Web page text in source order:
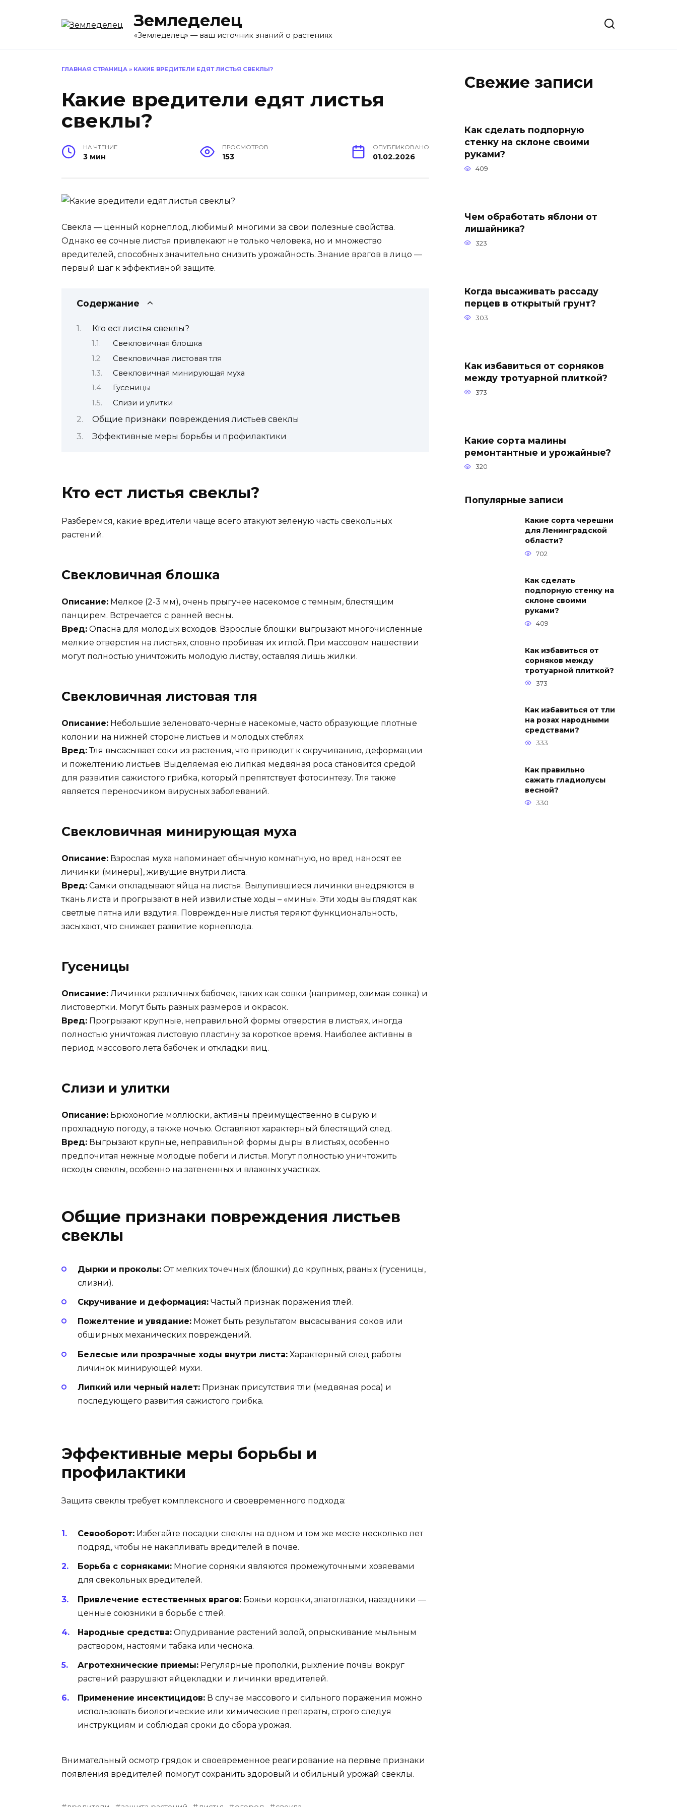
Земледелец
«Земледелец» — ваш источник знаний о растениях
ГЛАВНАЯ СТРАНИЦА » КАКИЕ ВРЕДИТЕЛИ ЕДЯТ ЛИСТЬЯ СВЕКЛЫ?
Какие вредители едят листья
свеклы?
НА ЧТЕНИЕ
3 мин
ПРОСМОТРОВ
153
ОПУБЛИКОВАНО
01.02.2026
Свекла — ценный корнеплод, любимый многими за свои полезные свойства.
Однако ее сочные листья привлекают не только человека, но и множество
вредителей, способных значительно снизить урожайность. Знание врагов в лицо —
первый шаг к эффективной защите.
Содержание
Кто ест листья свеклы?
Свекловичная блошка
Свекловичная листовая тля
Свекловичная минирующая муха
Гусеницы
Слизи и улитки
Общие признаки повреждения листьев свеклы
Эффективные меры борьбы и профилактики
Кто ест листья свеклы?
Разберемся, какие вредители чаще всего атакуют зеленую часть свекольных
растений.
Свекловичная блошка
Описание: Мелкое (2-3 мм), очень прыгучее насекомое с темным, блестящим
панцирем. Встречается с ранней весны.
Вред: Опасна для молодых всходов. Взрослые блошки выгрызают многочисленные
мелкие отверстия на листьях, словно пробивая их иглой. При массовом нашествии
могут полностью уничтожить молодую листву, оставляя лишь жилки.
Свекловичная листовая тля
Описание: Небольшие зеленовато-черные насекомые, часто образующие плотные
колонии на нижней стороне листьев и молодых стеблях.
Вред:Тля высасывает соки из растения, что приводит к скручиванию, деформации
и пожелтению листьев. Выделяемая ею липкая медвяная роса становится средой
для развития сажистого грибка, который препятствует фотосинтезу. Тля также
является переносчиком вирусных заболеваний.
Свекловичная минирующая муха
Описание: Взрослая муха напоминает обычную комнатную, но вред наносят ее
личинки (минеры), живущие внутри листа.
Вред: Самки откладывают яйца на листья. Вылупившиеся личинки внедряются в
ткань листа и прогрызают в ней извилистые ходы – «мины». Эти ходы выглядят как
светлые пятна или вздутия. Поврежденные листья теряют функциональность,
засыхают, что снижает развитие корнеплода.
Гусеницы
Описание: Личинки различных бабочек, таких как совки (например, озимая совка) и
листовертки. Могут быть разных размеров и окрасок.
Вред: Прогрызают крупные, неправильной формы отверстия в листьях, иногда
полностью уничтожая листовую пластину за короткое время. Наиболее активны в
период массового лета бабочек и откладки яиц.
Слизи и улитки
Описание: Брюхоногие моллюски, активны преимущественно в сырую и
прохладную погоду, а также ночью. Оставляют характерный блестящий след.
Вред: Выгрызают крупные, неправильной формы дыры в листьях, особенно
предпочитая нежные молодые побеги и листья. Могут полностью уничтожить
всходы свеклы, особенно на затененных и влажных участках.
Общие признаки повреждения листьев
свеклы
Дырки и проколы: От мелких точечных (блошки) до крупных, рваных (гусеницы,
слизни).
Скручивание и деформация: Частый признак поражения тлей.
Пожелтение и увядание: Может быть результатом высасывания соков или
обширных механических повреждений.
Белесые или прозрачные ходы внутри листа: Характерный след работы
личинок минирующей мухи.
Липкий или черный налет: Признак присутствия тли (медвяная роса) и
последующего развития сажистого грибка.
Эффективные меры борьбы и
профилактики
Защита свеклы требует комплексного и своевременного подхода:
Севооборот: Избегайте посадки свеклы на одном и том же месте несколько лет
подряд, чтобы не накапливать вредителей в почве.
Борьба с сорняками: Многие сорняки являются промежуточными хозяевами
для свекольных вредителей.
Привлечение естественных врагов: Божьи коровки, златоглазки, наездники —
ценные союзники в борьбе с тлей.
Народные средства: Опудривание растений золой, опрыскивание мыльным
раствором, настоями табака или чеснока.
Агротехнические приемы: Регулярные прополки, рыхление почвы вокруг
растений разрушают яйцекладки и личинки вредителей.
Применение инсектицидов: В случае массового и сильного поражения можно
использовать биологические или химические препараты, строго следуя
инструкциям и соблюдая сроки до сбора урожая.
Внимательный осмотр грядок и своевременное реагирование на первые признаки
появления вредителей помогут сохранить здоровый и обильный урожай свеклы.
Свежие записи
Как сделать подпорную
стенку на склоне своими
руками?
409
Чем обработать яблони от
лишайника?
323
Когда высаживать рассаду
перцев в открытый грунт?
303
Как избавиться от сорняков
между тротуарной плиткой?
373
Какие сорта малины
ремонтантные и урожайные?
320
Популярные записи
Какие сорта черешни
для Ленинградской
области?
702
Как сделать
подпорную стенку на
склоне своими
руками?
409
Как избавиться от
сорняков между
тротуарной плиткой?
373
Как избавиться от тли
на розах народными
средствами?
333
Как правильно
сажать гладиолусы
весной?
330